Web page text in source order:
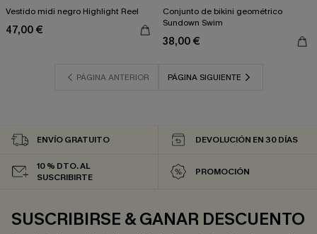
Vestido midi negro Highlight Reel
47,00 €
Conjunto de bikini geométrico
Sundown Swim
38,00 €
PÁGINA ANTERIOR PÁGINA SIGUIENTE
ENVÍO GRATUITO DEVOLUCIÓN EN 30 DÍAS
10 % DTO. AL
SUSCRIBIRTE
PROMOCIÓN
SUSCRIBIRSE & GANAR DESCUENTO